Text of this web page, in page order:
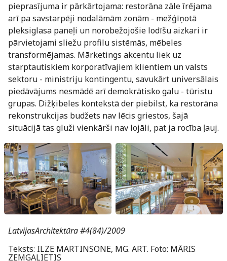
pieprasījuma ir pārkārtojama: restorāna zāle īrējama
arī pa savstarpēji nodalāmām zonām - mežģīņotā
pleksiglasa paneļi un norobežojošie lodīšu aizkari ir
pārvietojami sliežu profilu sistēmās, mēbeles
transformējamas. Mārketings akcentu liek uz
starptautiskiem korporatīvajiem klientiem un valsts
sektoru - ministriju kontingentu, savukārt universālais
piedāvājums nesmādē arī demokrātisko galu - tūristu
grupas. Dižķibeles kontekstā der piebilst, ka restorāna
rekonstrukcijas budžets nav lēcis griestos, šajā
situācijā tas gluži vienkārši nav lojāli, pat ja rocība ļauj.
LatvijasArchitektūra #4(84)/2009
Teksts: ILZE MARTINSONE, MG. ART. Foto: MĀRIS
ZEMGALIETIS